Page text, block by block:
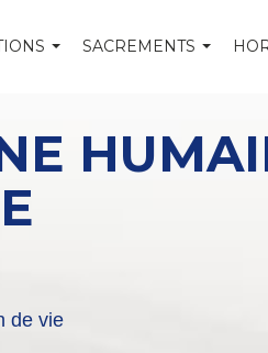
SACREMENTS
de vie